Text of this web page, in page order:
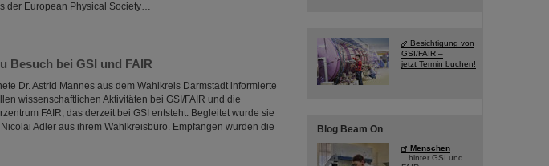
der European Physical Society…
Besuch bei GSI und FAIR
Dr. Astrid Mannes aus dem Wahlkreis Darmstadt informierte
wissenschaftlichen Aktivitäten bei GSI/FAIR und die
FAIR, das derzeit bei GSI entsteht. Begleitet wurde sie
Adler aus ihrem Wahlkreisbüro. Empfangen wurden die
Besichtigung von
GSI/FAIR –
jetzt Termin buchen!
Blog Beam On
Menschen
...hinter GSI und